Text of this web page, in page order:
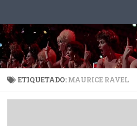
ETIQUETADO: MAURICE RAVEL